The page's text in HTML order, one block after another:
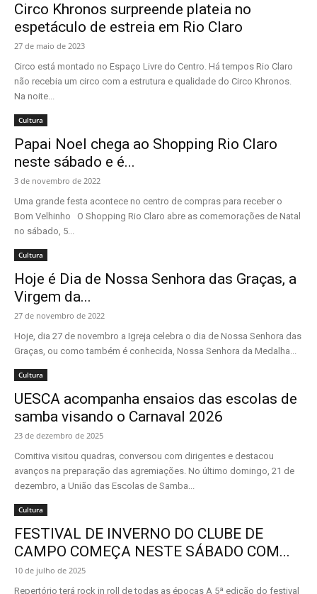
Circo Khronos surpreende plateia no
espetáculo de estreia em Rio Claro
27 de maio de 2023
Circo está montado no Espaço Livre do Centro. Há tempos Rio Claro
não recebia um circo com a estrutura e qualidade do Circo Khronos.
Na noite...
Cultura
Papai Noel chega ao Shopping Rio Claro
neste sábado e é...
3 de novembro de 2022
Uma grande festa acontece no centro de compras para receber o
Bom Velhinho O Shopping Rio Claro abre as comemorações de Natal
no sábado, 5...
Cultura
Hoje é Dia de Nossa Senhora das Graças, a
Virgem da...
27 de novembro de 2022
Hoje, dia 27 de novembro a Igreja celebra o dia de Nossa Senhora das
Graças, ou como também é conhecida, Nossa Senhora da Medalha...
Cultura
UESCA acompanha ensaios das escolas de
samba visando o Carnaval 2026
23 de dezembro de 2025
Comitiva visitou quadras, conversou com dirigentes e destacou
avanços na preparação das agremiações. No último domingo, 21 de
dezembro, a União das Escolas de Samba...
Cultura
FESTIVAL DE INVERNO DO CLUBE DE
CAMPO COMEÇA NESTE SÁBADO COM...
10 de julho de 2025
Repertório terá rock in roll de todas as épocas A 5ª edição do festival